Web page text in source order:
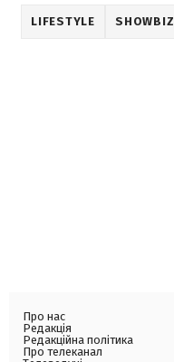
LIFESTYLE SHOWBIZ
Про нас
Редакція
Редакційна політика
Про телеканал